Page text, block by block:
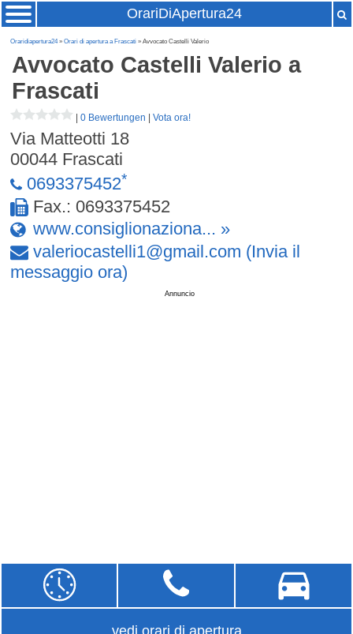
OrariDiApertura24
Oraridiapertura24»Orari di apertura a Frascati » Avvocato Castelli Valerio
Avvocato Castelli Valerio a
Frascati
|0 Bewertungen |Vota ora!
Via Matteotti 18
00044 Frascati
0693375452*
Fax.: 0693375452
www.consiglionaziona... »
valeriocastelli1@gmail.com (Invia il
messaggio ora)
Annuncio